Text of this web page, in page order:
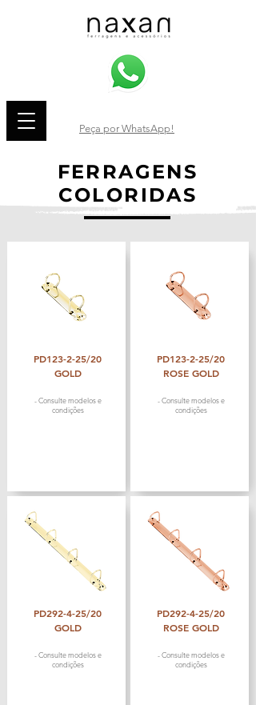
Peça por WhatsApp!
FERRAGENS
COLORIDAS
PD123-2-25/20
GOLD
- Consulte modelos e
condições
PD292-4-25/20
GOLD
- Consulte modelos e
condições
PD123-2-25/20
ROSE GOLD
- Consulte modelos e
condições
PD292-4-25/20
ROSE GOLD
- Consulte modelos e
condições